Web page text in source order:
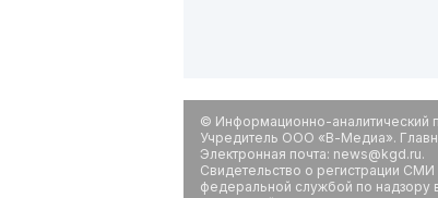
© Информационно-аналитический
Учредитель ООО «В-Медиа».
Электронная почта: news@kgd.ru.
Свидетельство о регистрации
федеральной службой по надзору